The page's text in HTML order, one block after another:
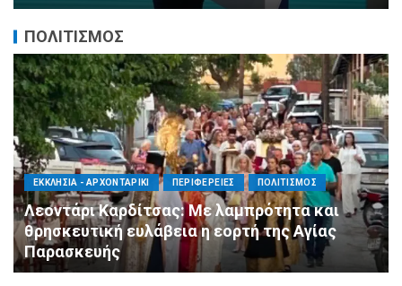
ΠΟΛΙΤΙΣΜΟΣ
ΑΓΙΟΣ ΔΗΜΗΤΡΙΟΣ ΠΟΛΙΤΙΣΜΟΣ ΣΥΛΛΟΓΟΙ - ΕΝΩΣΕΙΣ
Η Εθελοντική Δράση Αγίου Δημητρίου στο
πλευρό των πυρόπληκτων συμπολιτών μας